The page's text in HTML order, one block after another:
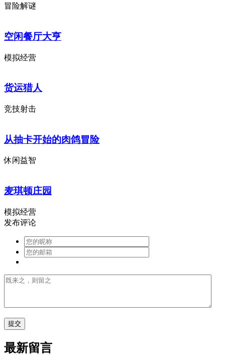
冒险解谜
空闲餐厅大亨
模拟经营
货运猎人
竞技射击
从抽卡开始的肉鸽冒险
休闲益智
麦琪顿庄园
模拟经营
发布评论
最新留言